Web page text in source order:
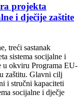
projekta
i dječije zaštite
treći sastanak
sistema socijalne i
u okviru Programa EU-
zaštitu. Glavni cilj
i stručni kapaciteti
socijalne i dječje